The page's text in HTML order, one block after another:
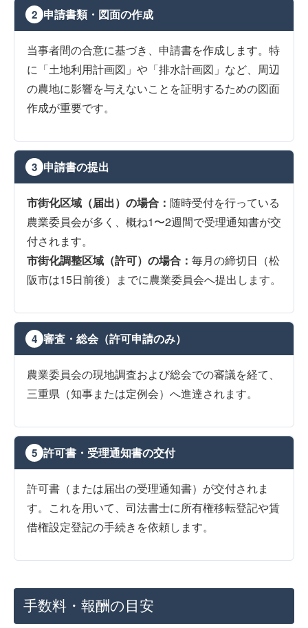
2 申請書類・図面の作成
当事者間の合意に基づき、申請書を作成します。特
に「土地利用計画図」や「排水計画図」など、周辺
の農地に影響を与えないことを証明するための図面
作成が重要です。
3 申請書の提出
市街化区域（届出）の場合： 随時受付を行っている
農業委員会が多く、概ね1〜2週間で受理通知書が交
付されます。
市街化調整区域（許可）の場合： 毎月の締切日（松
阪市は15日前後）までに農業委員会へ提出します。
4 審査・総会（許可申請のみ）
農業委員会の現地調査および総会での審議を経て、
三重県（知事または定例会）へ進達されます。
5 許可書・受理通知書の交付
許可書（または届出の受理通知書）が交付されま
す。これを用いて、司法書士に所有権移転登記や賃
借権設定登記の手続きを依頼します。
手数料・報酬の目安